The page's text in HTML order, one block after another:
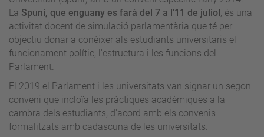
La Spuni, que enguany es farà del 7 a l'11 de juliol , és una
activitat docent de simulació parlamentària que té per
objectiu donar a conèixer als estudiants universitaris el
funcionament polític, l'estructura i les funcions del
Parlament.
El 2019 el Parlament i les universitats van signar un segon
conveni que incloïa les pràctiques acadèmiques a la
cambra dels estudiants, d'acord amb els convenis
formalitzats amb cadascuna de les universitats.